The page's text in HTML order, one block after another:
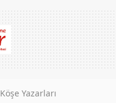
Köşe Yazarları
Adana
Adıyaman